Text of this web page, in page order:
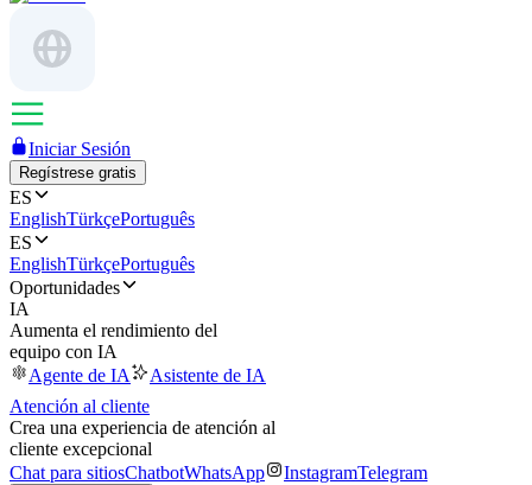
Iniciar Sesión
Regístrese gratis
ES
EnglishTürkçePortuguês
ES
EnglishTürkçePortuguês
Oportunidades
IA
Aumenta el rendimiento del
equipo con IA
Agente de IA
Asistente de IA
Atención al cliente
Crea una experiencia de atención al
cliente excepcional
Chat para sitiosChatbotWhatsApp InstagramTelegram